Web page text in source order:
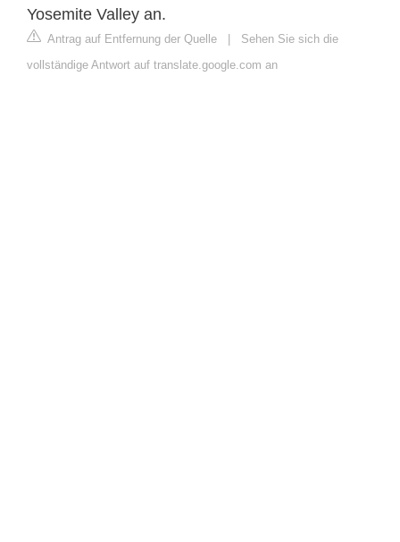
Yosemite Valley an.
Antrag auf Entfernung der Quelle | Sehen Sie sich die
vollständige Antwort auf translate.google.com an